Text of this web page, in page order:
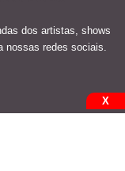
dos artistas, shows
nossas redes sociais.
X